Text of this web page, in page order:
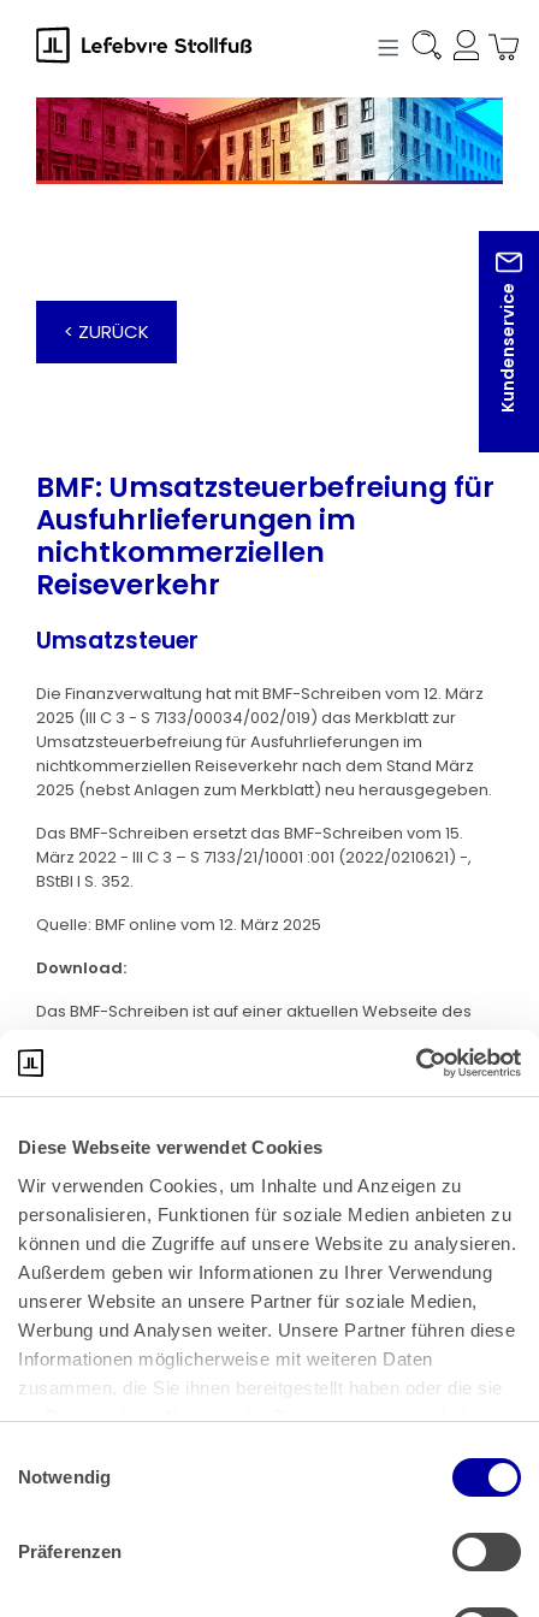
Diese Webseite verwendet Cookies
Wir verwenden Cookies, um Inhalte und Anzeigen zu
personalisieren, Funktionen für soziale Medien anbieten zu
können und die Zugriffe auf unsere Website zu analysieren.
Außerdem geben wir Informationen zu Ihrer Verwendung
unserer Website an unsere Partner für soziale Medien,
Werbung und Analysen weiter. Unsere Partner führen diese
Informationen möglicherweise mit weiteren Daten
zusammen, die Sie ihnen bereitgestellt haben oder die sie
im Rahmen Ihrer Nutzung der Dienste gesammelt haben.
Impressum
Notwendig
Präferenzen
springen
Kundenservice
< ZURÜCK
BMF: Umsatzsteuerbefreiung für
Ausfuhrlieferungen im
nichtkommerziellen
Reiseverkehr
Umsatzsteuer
Die Finanzverwaltung hat mit BMF-Schreiben vom 12. März
2025 (III C 3 - S 7133/00034/002/019) das Merkblatt zur
Umsatzsteuerbefreiung für Ausfuhrlieferungen im
nichtkommerziellen Reiseverkehr nach dem Stand März
2025 (nebst Anlagen zum Merkblatt) neu herausgegeben.
Das BMF-Schreiben ersetzt das BMF-Schreiben vom 15.
März 2022 - III C 3 – S 7133/21/10001 :001 (2022/0210621) -,
BStBl I S. 352.
Quelle: BMF online vom 12. März 2025
Download:
Das BMF-Schreiben ist auf einer aktuellen Webseite des
Bundeskanzlerplatz 2
53113 Bonn
Pressemitteilungen|AGB
Impressum|Datenschutz